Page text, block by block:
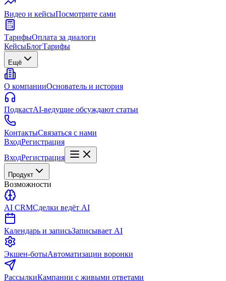
Видео и кейсыПосмотрите сами
ТарифыОплата за диалоги
КейсыБлогТарифы
Ещё
О компанииОснователь и история
ПодкастAI-ведущие обсуждают статьи
КонтактыСвязаться с нами
ВходРегистрация
ВходРегистрация
Продукт
Возможности
AI CRMСделки ведёт AI
Календарь и записьЗаписывает AI
Экшен-ботыАвтоматизации воронки
РассылкиКампании с живыми ответами